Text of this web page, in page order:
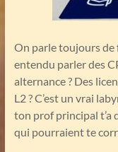
On parle toujours de
entendu parler des
alternance ? Des
L2 ? C’est un vrai
ton prof principal t’a
qui pourraient te